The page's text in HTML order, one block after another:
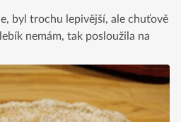
byl trochu lepivější, ale chuťově
nemám, tak posloužila na